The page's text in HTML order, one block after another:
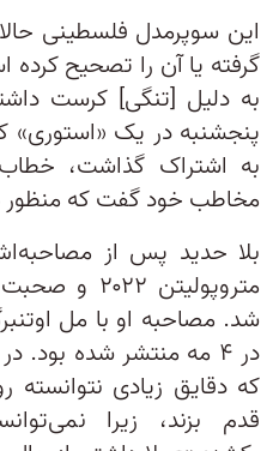
این سوپرمدل فلسطینی
گرفته یا آن را تصحیح
به‌ دلیل [تنگی] کرست
پنجشنبه در یک «استوری»‌
مخاطب خود گفت که
بلا حدید پس از
شد. مصاحبه او با مل
در ۴ مه منتشر شده بود.
که دقایق زیادی
قدم بزند، زیرا